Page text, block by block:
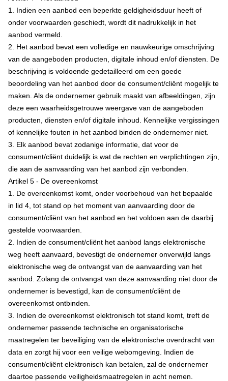
1. Indien een aanbod een beperkte geldigheidsduur heeft of
onder voorwaarden geschiedt, wordt dit nadrukkelijk in het
aanbod vermeld.
2. Het aanbod bevat een volledige en nauwkeurige omschrijving
van de aangeboden producten, digitale inhoud en/of diensten. De
beschrijving is voldoende gedetailleerd om een goede
beoordeling van het aanbod door de consument/cliënt mogelijk te
maken. Als de ondernemer gebruik maakt van afbeeldingen, zijn
deze een waarheidsgetrouwe weergave van de aangeboden
producten, diensten en/of digitale inhoud. Kennelijke vergissingen
of kennelijke fouten in het aanbod binden de ondernemer niet.
3. Elk aanbod bevat zodanige informatie, dat voor de
consument/cliënt duidelijk is wat de rechten en verplichtingen zijn,
die aan de aanvaarding van het aanbod zijn verbonden.
Artikel 5 - De overeenkomst
1. De overeenkomst komt, onder voorbehoud van het bepaalde
in lid 4, tot stand op het moment van aanvaarding door de
consument/cliënt van het aanbod en het voldoen aan de daarbij
gestelde voorwaarden.
2. Indien de consument/cliënt het aanbod langs elektronische
weg heeft aanvaard, bevestigt de ondernemer onverwijld langs
elektronische weg de ontvangst van de aanvaarding van het
aanbod. Zolang de ontvangst van deze aanvaarding niet door de
ondernemer is bevestigd, kan de consument/cliënt de
overeenkomst ontbinden.
3. Indien de overeenkomst elektronisch tot stand komt, treft de
ondernemer passende technische en organisatorische
maatregelen ter beveiliging van de elektronische overdracht van
data en zorgt hij voor een veilige webomgeving. Indien de
consument/cliënt elektronisch kan betalen, zal de ondernemer
daartoe passende veiligheidsmaatregelen in acht nemen.